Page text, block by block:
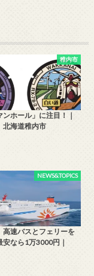
稚内市
ンホール」に注目！｜
海道稚内市
NEWS&TOPICS
高速バスとフェリーを
なら1万3000円｜